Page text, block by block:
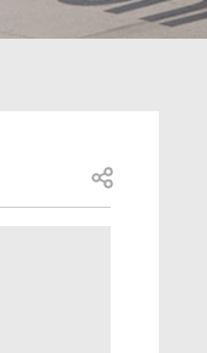
Open share